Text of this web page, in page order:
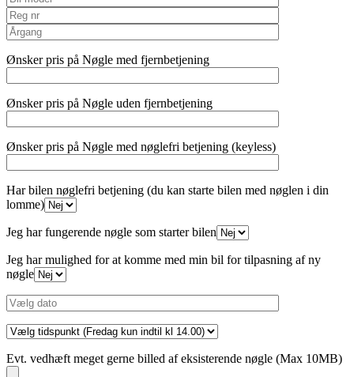
Ønsker pris på Nøgle med fjernbetjening
Ønsker pris på Nøgle uden fjernbetjening
Ønsker pris på Nøgle med nøglefri betjening (keyless)
Har bilen nøglefri betjening (du kan starte bilen med nøglen i din
lomme)
Jeg har fungerende nøgle som starter bilen
Jeg har mulighed for at komme med min bil for tilpasning af ny
nøgle
Evt. vedhæft meget gerne billed af eksisterende nøgle (Max 10MB)